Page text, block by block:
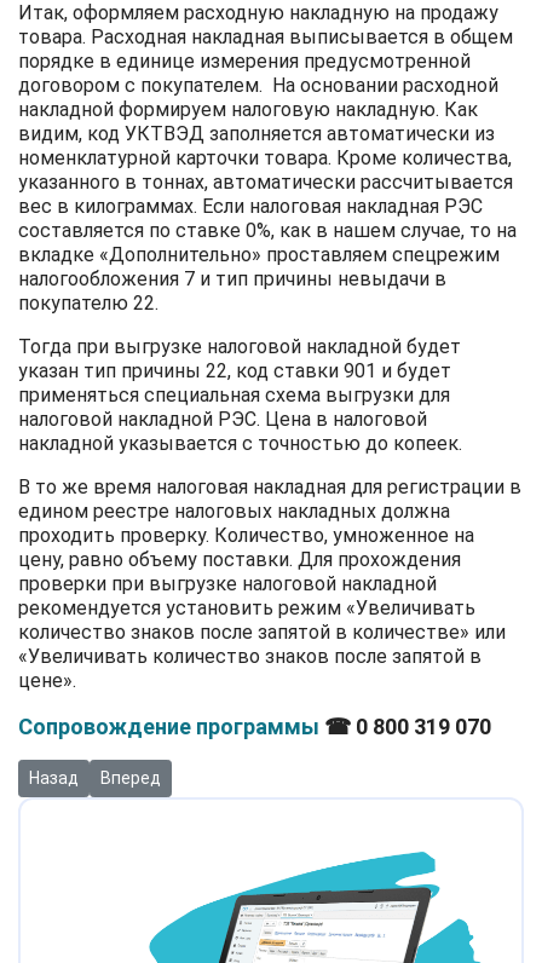
Итак, оформляем расходную накладную на продажу
товара. Расходная накладная выписывается в общем
порядке в единице измерения предусмотренной
договором с покупателем. На основании расходной
накладной формируем налоговую накладную. Как
видим, код УКТВЭД заполняется автоматически из
номенклатурной карточки товара. Кроме количества,
указанного в тоннах, автоматически рассчитывается
вес в килограммах. Если налоговая накладная РЭС
составляется по ставке 0%, как в нашем случае, то на
вкладке «Дополнительно» проставляем спецрежим
налогообложения 7 и тип причины невыдачи в
покупателю 22.
Тогда при выгрузке налоговой накладной будет
указан тип причины 22, код ставки 901 и будет
применяться специальная схема выгрузки для
налоговой накладной РЭС. Цена в налоговой
накладной указывается с точностью до копеек.
В то же время налоговая накладная для регистрации в
едином реестре налоговых накладных должна
проходить проверку. Количество, умноженное на
цену, равно объему поставки. Для прохождения
проверки при выгрузке налоговой накладной
рекомендуется установить режим «Увеличивать
количество знаков после запятой в количестве» или
«Увеличивать количество знаков после запятой в
цене».
Сопровождение программы ☎ 0 800 319 070
Предыдущий: Индексация нормативной оценки земли и
Назад Следующий: Начисление и выплата премий в
Вперед